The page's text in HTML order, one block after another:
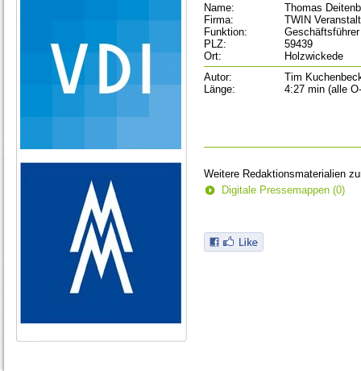
Name:
Thomas
Firma:
TWIN
Funktion:
Geschäftsführer
PLZ:
59439
Ort:
Holzwickede
Autor:
Tim
Länge:
4:27 min (alle
Weitere Redaktionsmaterialien
Digitale Pressemappen (0)